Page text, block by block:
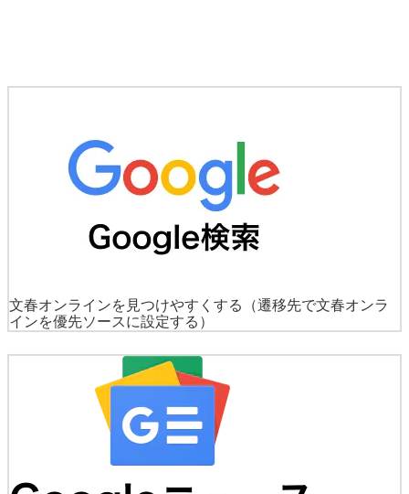
文春オンラインを見つけやすくする
（遷移先で文春オンラ
インを優先ソースに設定する）